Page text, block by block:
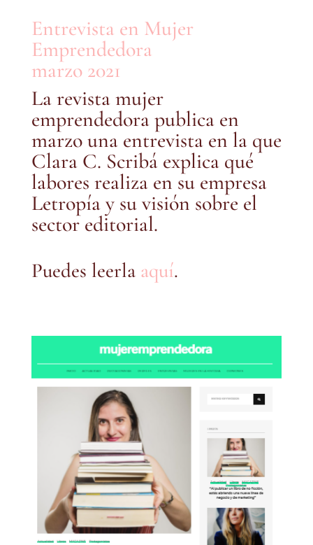
Entrevista en Mujer
Emprendedora
marzo 2021
La revista mujer
emprendedora publica en
marzo una entrevista en la que
Clara C. Scribá explica qué
labores realiza en su empresa
Letropía y su visión sobre el
sector editorial.
Puedes leerla aquí.